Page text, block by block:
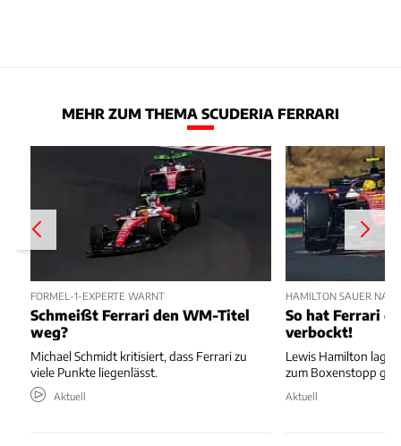
MEHR ZUM THEMA SCUDERIA FERRARI
FORMEL-1-EXPERTE WARNT
Schmeißt Ferrari den WM-Titel
weg?
Michael Schmidt kritisiert, dass Ferrari zu
viele Punkte liegenlässt.
Aktuell
HAMILTON SAUER
So hat Ferrari
verbockt!
Lewis Hamilton lag
zum Boxenstopp
Aktuell